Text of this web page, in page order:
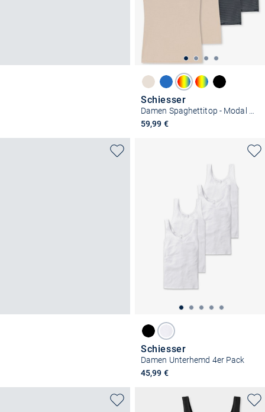
Schiesser
59,99 €
Schiesser
Damen Unterhemd 4er Pack
45,99 €